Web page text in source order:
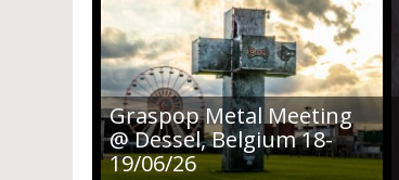
Graspop Metal Meeting
@ Dessel, Belgium 18-
19/06/26